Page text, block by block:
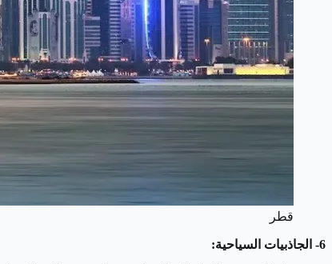
قطر
6- الجاذبيات السياحية: